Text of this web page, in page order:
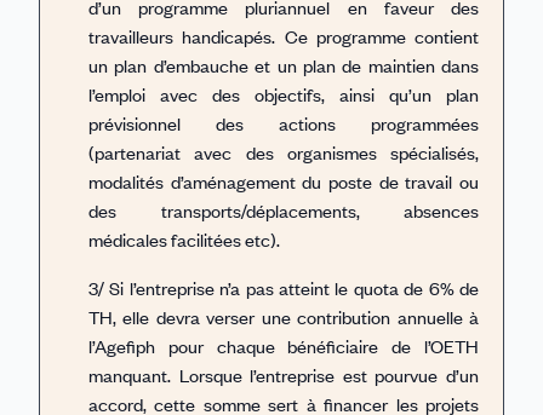
d’un programme pluriannuel en faveur des
travailleurs handicapés. Ce programme contient
un plan d’embauche et un plan de maintien dans
l’emploi avec des objectifs, ainsi qu’un plan
prévisionnel des actions programmées
(partenariat avec des organismes spécialisés,
modalités d’aménagement du poste de travail ou
des transports/déplacements, absences
médicales facilitées etc).
3/ Si l’entreprise n’a pas atteint le quota de 6% de
TH, elle devra verser une contribution annuelle à
l’Agefiph pour chaque bénéficiaire de l’OETH
manquant. Lorsque l’entreprise est pourvue d’un
accord, cette somme sert à financer les projets